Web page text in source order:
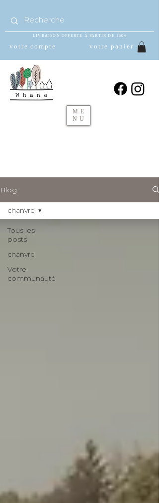
LIVRAISON OFFERTE À PARTIR DE 150€
votre compte votre panier
ME
NU
Blog
Tous les
posts
chanvre
Votre
communauté
chanvre